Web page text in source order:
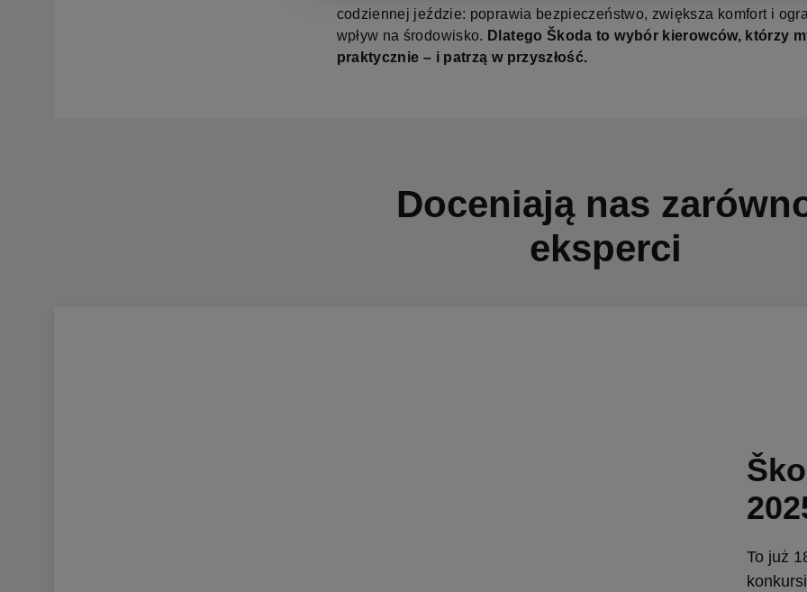
codziennej jeździe: poprawia bezpieczeństwo, zwiększa komfort i
wpływ na środowisko. Dlatego Škoda to wybór kierowców, którzy
praktycznie – i patrzą w przyszłość.
Doceniają nas
eksperci
To już